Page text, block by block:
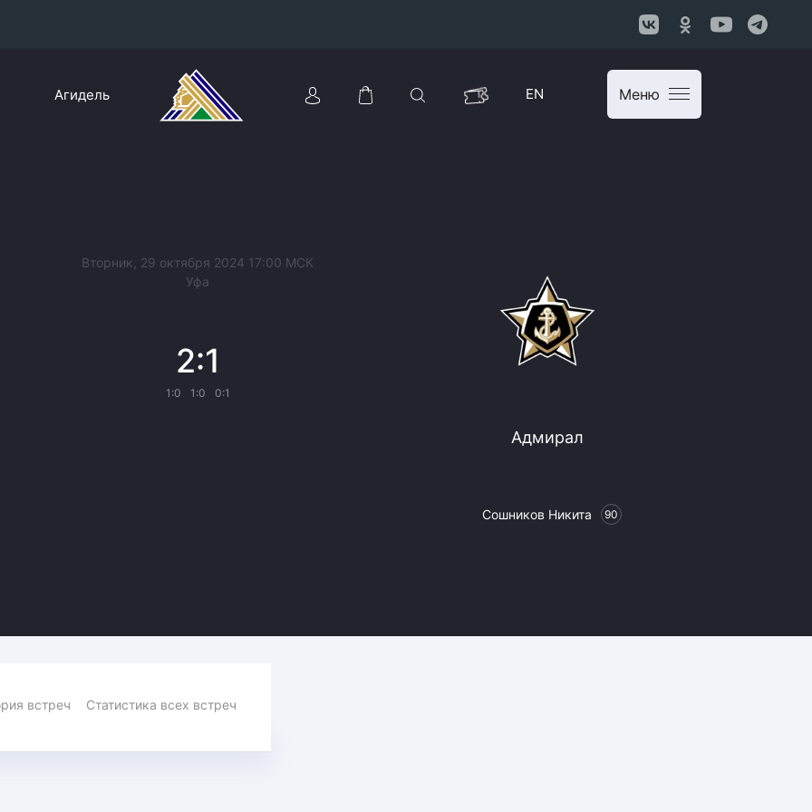
Конференция «Восток»
Агидель EN Меню
Вторник, 29 октября 2024 17:00 МСК
Уфа
2:1
1:0 1:0 0:1
Адмирал
Сошников Никита 90
встреч Статистика всех встреч